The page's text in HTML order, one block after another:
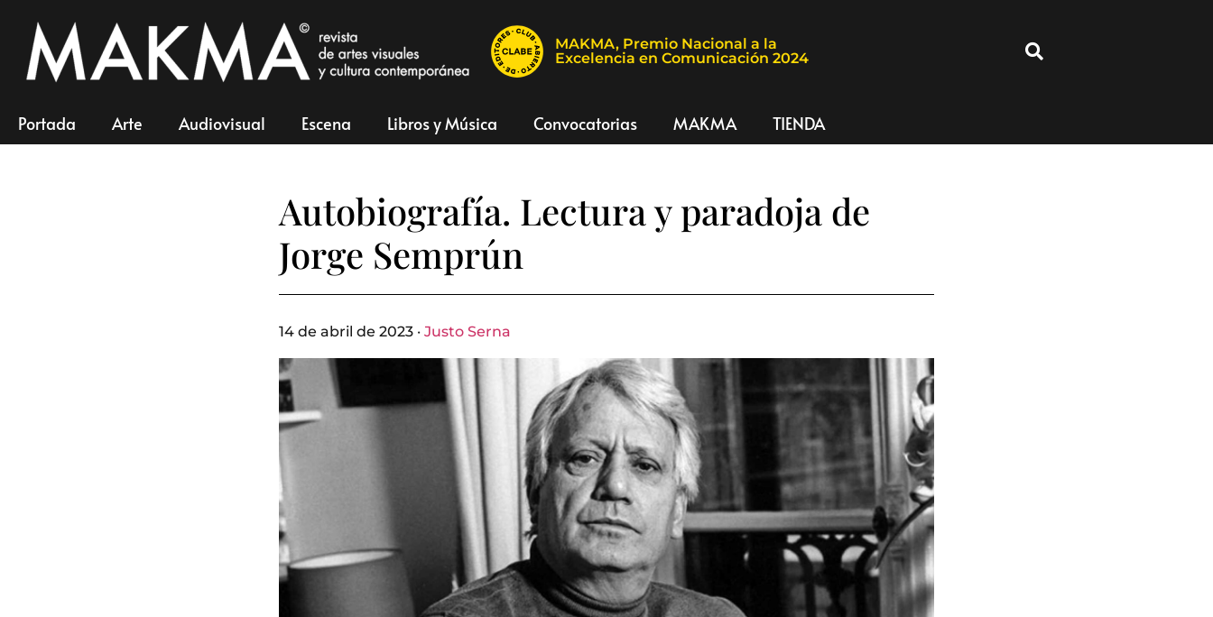
MAKMA, Premio Nacional a la
Excelencia en Comunicación 2024
Portada Arte Audiovisual Escena Libros y Música Convocatorias MAKMA TIENDA
Autobiografía. Lectura y paradoja de
Jorge Semprún
14 de abril de 2023 · Justo Serna